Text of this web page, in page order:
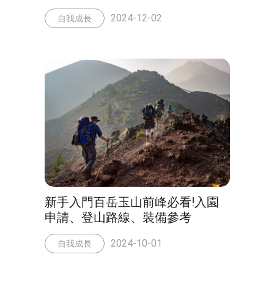
自我成長 2024-12-02
新手入門百岳玉山前峰必看!入園
申請、登山路線、裝備參考
自我成長 2024-10-01